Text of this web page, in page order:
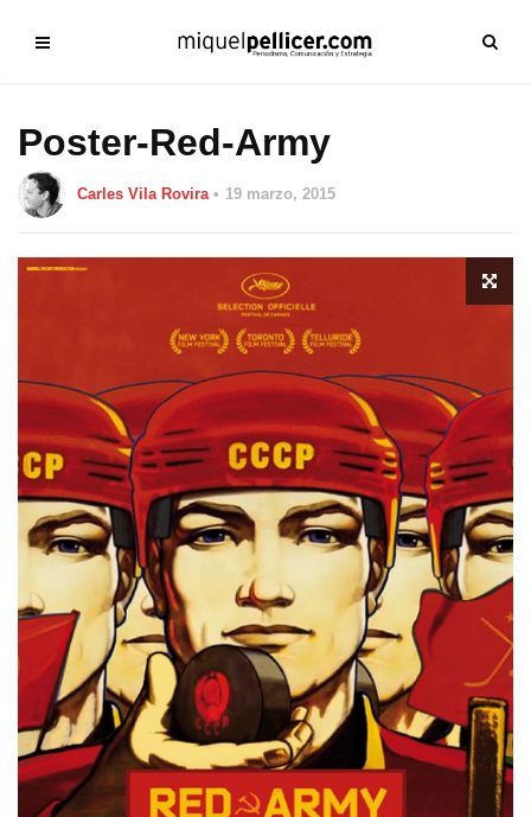
Poster-Red-Army
Carles Vila Rovira 19 marzo, 2015